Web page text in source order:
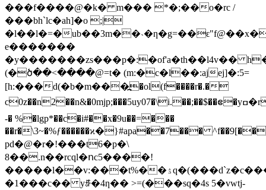
���f����@�k� m��� *�;��o�rc /
���bh`lc�ah]�o ;|
�l��l�=�
e�������
�y�������zs���p�:�of'a�th��l4v��
(�ծ��<����@=t� (m:�c�l��:ajej]�:5=
[h:���d(�b�m���߽�ol(f����r�.�
c0z��n2��n&�0mjp;���5uy07�\i.��;��$��ဧ�yߛ�r1��g$��
-� %�lgp*��c�i#��x�9u��=���
��r�\3~�%ƒ������ϰ�}#apa��7���
pd�@�r�!���t6�p�\
8��.n��rcql�ոc5����!
�����l��v:���t%��ۮq�(���d`z�c���l�ϸ���'6aא���s'
�1���c�� yꁓ�4ƞ�� >=(���sq�4s 5�vwtj-